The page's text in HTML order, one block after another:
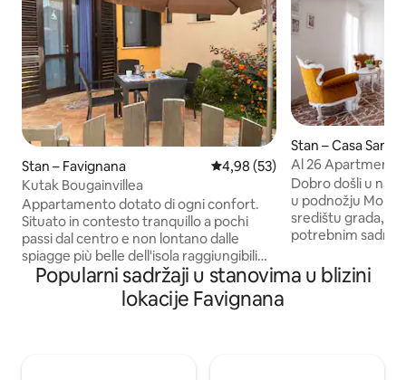
Stan – Favignana Prosječna ocjena: 4,98/5,
4,98 (53)
Kutak Bougainvillea
Appartamento dotato di ogni confort.
Situato in contesto tranquillo a pochi
passi dal centro e non lontano dalle
spiagge più belle dell'isola raggiungibili
con le biciclette reperibili nei tanti
noleggi dell'isola. Composto da cucina-
soggiorno con divano, camera
Stan – Casa Santa
Al 26 Apartment
Dobro došli u naš
u podnožju
središtu grada,
potrebnim
trgovine i
tijekom cijele
Popularni sadržaji u stanovima u blizini
lokacije Favignana